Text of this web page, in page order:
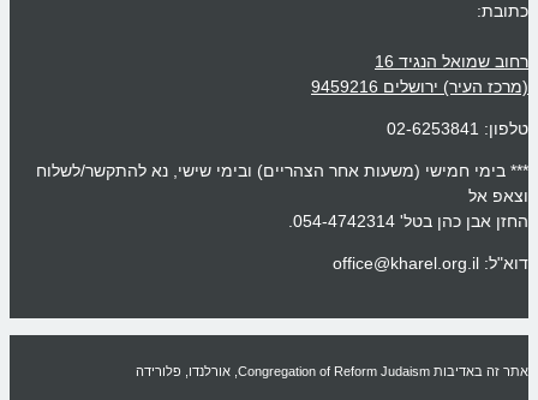
כתובת:
רחוב שמואל הנגיד 16
(מרכז העיר) ירושלים 9459216
טלפון: 02-6253841
*** בימי חמישי (משעות אחר הצהריים) ובימי שישי, נא להתקשר/לשלוח
וצאפ אל
החזן אבן כהן בטל' 054-4742314.
דוא"ל: office@kharel.org.il
אתר זה באדיבות Congregation of Reform Judaism, אורלנדו, פלורידה